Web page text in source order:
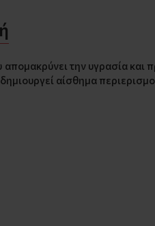
την υγρασία και
αίσθημα